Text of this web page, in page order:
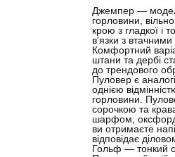
Джемпер —
горловини,
крою з гладкої і
в'язки з
Комфортний
штани та дербі
до трендового
Пуловер є
однією
горловини.
сорочкою та
шарфом,
ви отримаєте
відповідає
Гольф — тонкий